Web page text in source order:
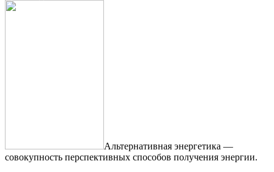
Альтернативная энергетика —
совокупность перспективных способов получения энергии.